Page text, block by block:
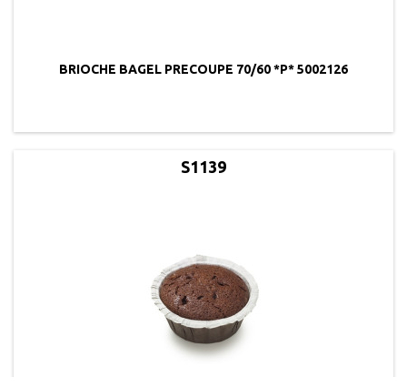
BRIOCHE BAGEL PRECOUPE 70/60 *P* 5002126
S1139